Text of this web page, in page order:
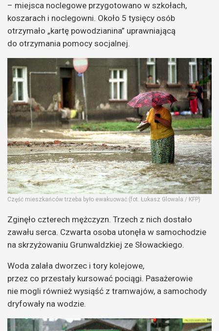
– miejsca noclegowe przygotowano w szkołach,
koszarach i noclegowni. Około 5 tysięcy osób
otrzymało „kartę powodzianina” uprawniającą
do otrzymania pomocy socjalnej.
Część mieszkańców trzeba było ewakuować (fot. Łukasz Glowala / KFP)
Zginęło czterech mężczyzn. Trzech z nich dostało
zawału serca. Czwarta osoba utonęła w samochodzie
na skrzyżowaniu Grunwaldzkiej ze Słowackiego.
Woda zalała dworzec i tory kolejowe,
przez co przestały kursować pociągi. Pasażerowie
nie mogli również wysiąść z tramwajów, a samochody
dryfowały na wodzie.